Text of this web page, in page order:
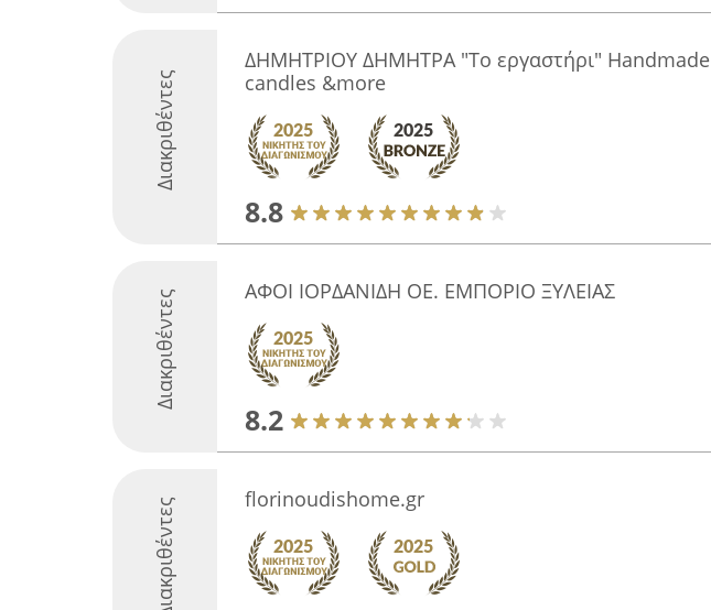
Διακριθέντες
ΔΗΜΗΤΡΙΟΥ ΔΗΜΗΤΡΑ "Το εργαστήρι" Handmade
candles &more
8.8
Διακριθέντες ΑΦΟΙ ΙΟΡΔΑΝΙΔΗ ΟΕ. ΕΜΠΟΡΙΟ ΞΥΛΕΙΑΣ
8.2
Διακριθέντες florinoudishome.gr